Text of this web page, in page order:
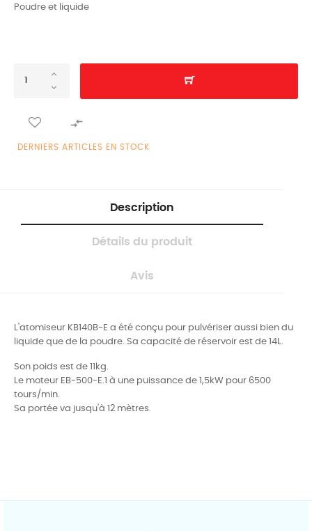
Poudre et liquide

DERNIERS ARTICLES EN STOCK
Description
Détails du produit
Avis
L'atomiseur KB140B-E a été conçu pour pulvériser aussi bien du
liquide que de la poudre. Sa capacité de réservoir est de 14L.
Son poids est de 11kg.
Le moteur EB-500-E.1 à une puissance de 1,5kW pour 6500
tours/min.
Sa portée va jusqu'à 12 mètres.